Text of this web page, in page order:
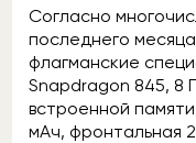
Согласно
последнего
флагманские
Snapdragon 845, 8
встроенной
мАч, фронтальная